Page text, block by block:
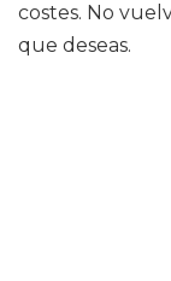
costes. No
que deseas.